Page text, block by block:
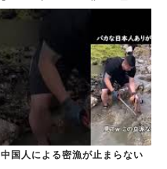
た｣
中国人による密漁が止まらない